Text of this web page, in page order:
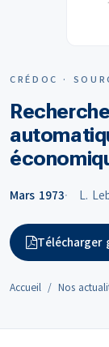
CRÉDOC ·
Mars 1973 L.
Accueil Nos